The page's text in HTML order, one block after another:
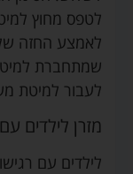
לטפס מחוץ
לאמצע החזה
שמתחברת
לעבור למיטת
מזרן לילדים
לילדים עם